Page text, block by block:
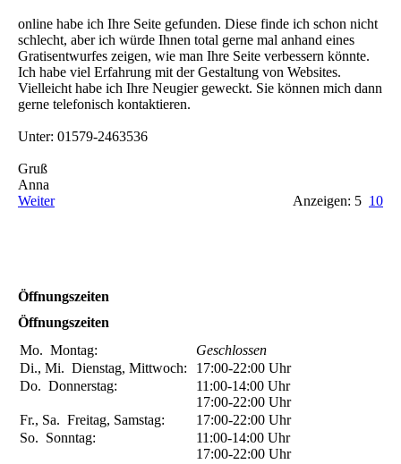
online habe ich Ihre Seite gefunden. Diese finde ich schon nicht
schlecht, aber ich würde Ihnen total gerne mal anhand eines
Gratisentwurfes zeigen, wie man Ihre Seite verbessern könnte.
Ich habe viel Erfahrung mit der Gestaltung von Websites.
Vielleicht habe ich Ihre Neugier geweckt. Sie können mich dann
gerne telefonisch kontaktieren.
Unter: 01579-2463536
Gruß
Anna
Weiter
Anzeigen: 5 10
Öffnungszeiten
Öffnungszeiten
Mo. Montag:
Geschlossen
Di., Mi. Dienstag, Mittwoch: 17:00-22:00 Uhr
Do. Donnerstag: 11:00-14:00 Uhr
17:00-22:00 Uhr
Fr., Sa. Freitag, Samstag: 17:00-22:00 Uhr
So. Sonntag: 11:00-14:00 Uhr
17:00-22:00 Uhr